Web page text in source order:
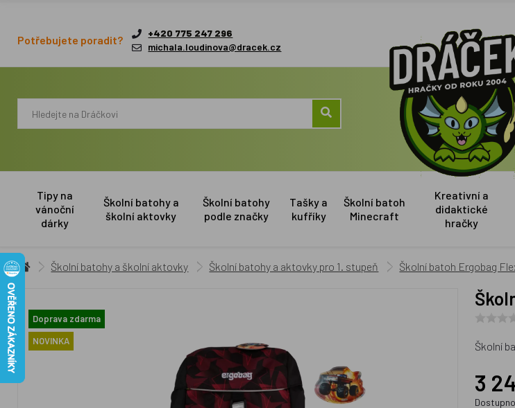
Potřebujete poradit?
+420 775 247 296
michala.loudinova@dracek.cz
Tipy na
vánoční
dárky
Školní batohy a
školní aktovky
Školní batohy
podle značky
Tašky a
kufříky
Školní batoh
Minecraft
Kreativní a
didaktické
hračky
Školní batohy a školní aktovky Školní batohy a aktovky pro 1. stupeň Školní batoh Ergobag
Doprava zdarma
NOVINKA
Školní
3